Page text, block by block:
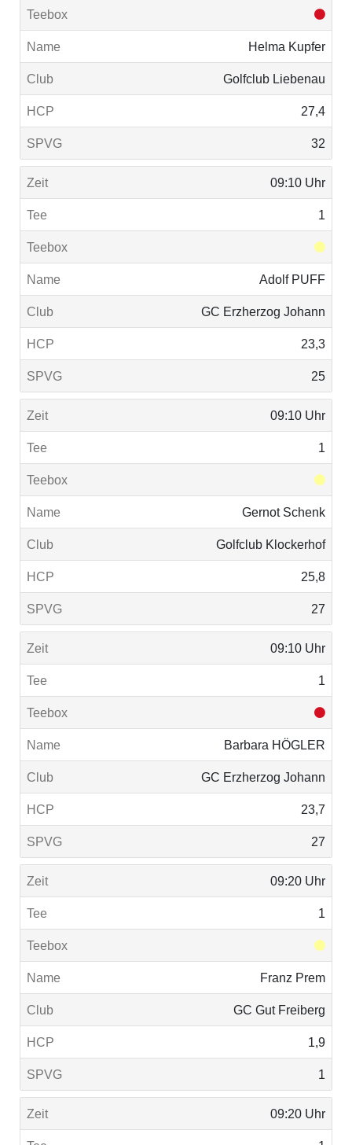
Helma Kupfer
Golfclub Liebenau
27,4
32
09:10 Uhr
1
Adolf PUFF
GC Erzherzog Johann
23,3
25
09:10 Uhr
1
Gernot Schenk
Golfclub Klockerhof
25,8
27
09:10 Uhr
1
Barbara HÖGLER
GC Erzherzog Johann
23,7
27
09:20 Uhr
1
Franz Prem
GC Gut Freiberg
1,9
1
09:20 Uhr